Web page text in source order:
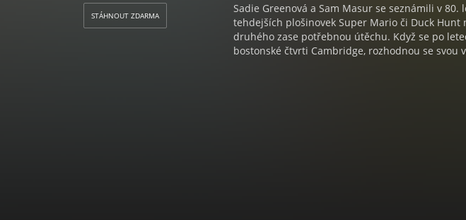
STÁHNOUT ZDARMA
Sadie Greenová a Sam Masur se seznámili v
tehdejších plošinovek Super Mario či Duck
druhého zase potřebnou útěchu. Když se po
bostonské čtvrti Cambridge, rozhodnou se svou
společného projektu. Pod rukama se jim